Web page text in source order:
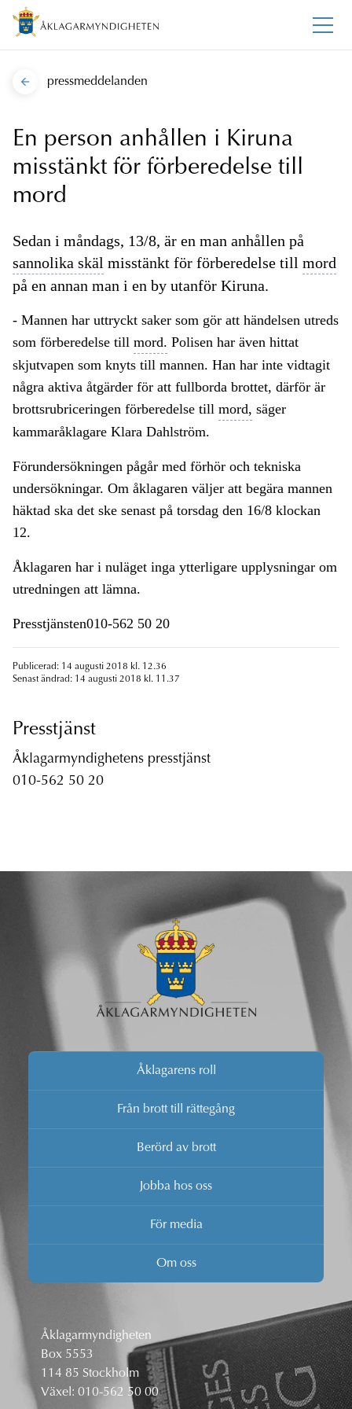
pressmeddelanden
En person anhållen i Kiruna
misstänkt för förberedelse till
mord
Sedan i måndags, 13/8, är en man anhållen på
sannolika skäl misstänkt för förberedelse till mord
på en annan man i en by utanför Kiruna.
- Mannen har uttryckt saker som gör att händelsen utreds
som förberedelse till mord. Polisen har även hittat
skjutvapen som knyts till mannen. Han har inte vidtagit
några aktiva åtgärder för att fullborda brottet, därför är
brottsrubriceringen förberedelse till mord, säger
kammaråklagare Klara Dahlström.
Förundersökningen pågår med förhör och tekniska
undersökningar. Om åklagaren väljer att begära mannen
häktad ska det ske senast på torsdag den 16/8 klockan
12.
Åklagaren har i nuläget inga ytterligare upplysningar om
utredningen att lämna.
Presstjänsten010-562 50 20
Publicerad: 14 augusti 2018 kl. 12.36
Senast ändrad: 14 augusti 2018 kl. 11.37
Presstjänst
Åklagarmyndighetens presstjänst
010-562 50 20
Åklagarens roll
Från brott till rättegång
Berörd av brott
Jobba hos oss
För media
Om oss
Åklagarmyndigheten
Box 5553
114 85 Stockholm
Växel: 010-562 50 00